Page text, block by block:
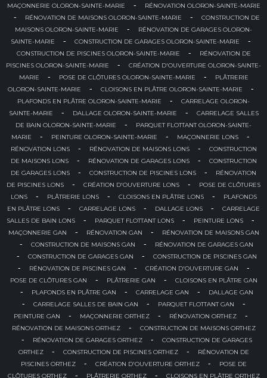
MAÇONNERIE OLORON-SAINTE-MARIE - RÉNOVATION OLORON-SAINTE-MARIE
- RÉNOVATION DE MAISONS OLORON-SAINTE-MARIE -
CONSTRUCTION DE
MAISONS OLORON-SAINTE-MARIE
-
RÉNOVATION DE GARAGES OLORON-
SAINTE-MARIE
- CONSTRUCTION DE GARAGES OLORON-SAINTE-MARIE -
CONSTRUCTION DE PISCINES OLORON-SAINTE-MARIE -
RÉNOVATION DE
PISCINES OLORON-SAINTE-MARIE
-
CRÉATION D'OUVERTURE OLORON-SAINTE-
MARIE
- POSE DE CLÔTURES OLORON-SAINTE-MARIE -
PLÂTRERIE
OLORON-SAINTE-MARIE
- CLOISONS EN PLÂTRE OLORON-SAINTE-MARIE -
PLAFONDS EN PLÂTRE OLORON-SAINTE-MARIE -
CARRELAGE OLORON-
SAINTE-MARIE
- DALLAGE OLORON-SAINTE-MARIE -
CARRELAGE SALLES
DE BAIN OLORON-SAINTE-MARIE
-
PARQUET FLOTTANT OLORON-SAINTE-
MARIE
- PEINTURE OLORON-SAINTE-MARIE - MAÇONNERIE LONS -
RÉNOVATION LONS - RÉNOVATION DE MAISONS LONS -
CONSTRUCTION
DE MAISONS LONS
- RÉNOVATION DE GARAGES LONS -
CONSTRUCTION
DE GARAGES LONS
- CONSTRUCTION DE PISCINES LONS -
RÉNOVATION
DE PISCINES LONS
- CRÉATION D'OUVERTURE LONS -
POSE DE CLÔTURES
LONS
- PLÂTRERIE LONS - CLOISONS EN PLÂTRE LONS -
PLAFONDS
EN PLÂTRE LONS
- CARRELAGE LONS - DALLAGE LONS -
CARRELAGE
SALLES DE BAIN LONS
- PARQUET FLOTTANT LONS - PEINTURE LONS -
MAÇONNERIE GAN - RÉNOVATION GAN - RÉNOVATION DE MAISONS GAN
- CONSTRUCTION DE MAISONS GAN - RÉNOVATION DE GARAGES GAN
- CONSTRUCTION DE GARAGES GAN - CONSTRUCTION DE PISCINES GAN
- RÉNOVATION DE PISCINES GAN - CRÉATION D'OUVERTURE GAN -
POSE DE CLÔTURES GAN - PLÂTRERIE GAN - CLOISONS EN PLÂTRE GAN
- PLAFONDS EN PLÂTRE GAN - CARRELAGE GAN - DALLAGE GAN
- CARRELAGE SALLES DE BAIN GAN - PARQUET FLOTTANT GAN -
PEINTURE GAN - MAÇONNERIE ORTHEZ - RÉNOVATION ORTHEZ -
RÉNOVATION DE MAISONS ORTHEZ - CONSTRUCTION DE MAISONS ORTHEZ
- RÉNOVATION DE GARAGES ORTHEZ -
CONSTRUCTION DE GARAGES
ORTHEZ
- CONSTRUCTION DE PISCINES ORTHEZ -
RÉNOVATION DE
PISCINES ORTHEZ
- CRÉATION D'OUVERTURE ORTHEZ -
POSE DE
CLÔTURES ORTHEZ
- PLÂTRERIE ORTHEZ - CLOISONS EN PLÂTRE ORTHEZ